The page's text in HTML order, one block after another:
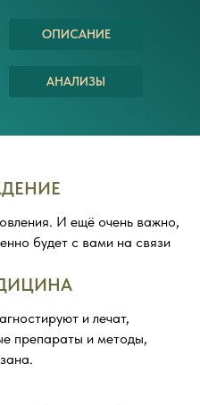
ОПИСАНИЕ
АНАЛИЗЫ
И ещё очень важно,
будет с вами на связи
и лечат,
препараты и методы,